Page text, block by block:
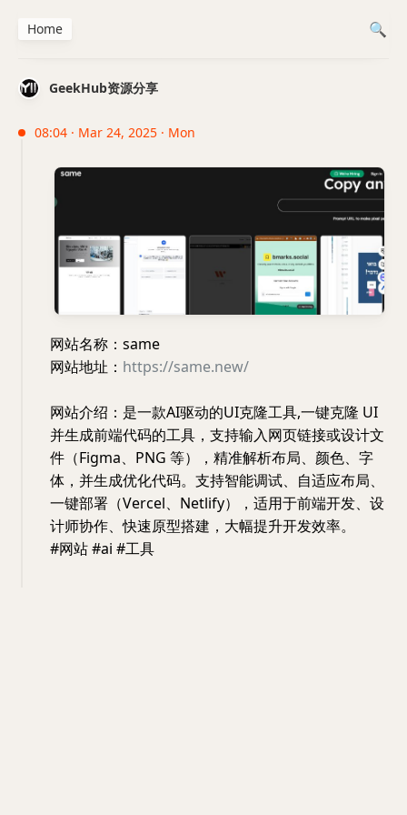
GeekHub资源分享
08:04 · Mar 24, 2025 · Mon
网站名称：same
网站地址： https://same.new/
网站介绍：是一款AI驱动的UI克隆工具,一键克隆 UI
并生成前端代码的工具，支持输入网页链接或设计文
件（Figma、PNG 等），精准解析布局、颜色、字
体，并生成优化代码。支持智能调试、自适应布局、
一键部署（Vercel、Netlify），适用于前端开发、设
计师协作、快速原型搭建，大幅提升开发效率。
#网站 #ai #工具
Home